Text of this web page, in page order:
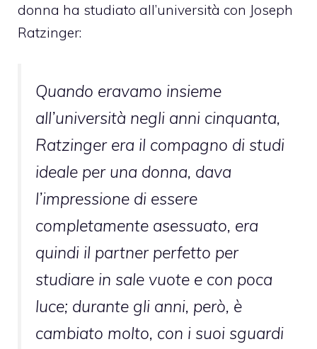
donna ha studiato all’università con Joseph
Ratzinger:
Quando eravamo insieme
all’università negli anni cinquanta,
Ratzinger era il compagno di studi
ideale per una donna, dava
l’impressione di essere
completamente asessuato, era
quindi il partner perfetto per
studiare in sale vuote e con poca
luce; durante gli anni, però, è
cambiato molto, con i suoi sguardi